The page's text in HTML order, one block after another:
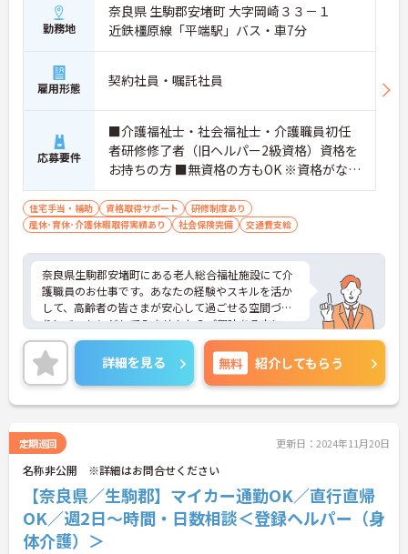
勤務地
奈良県 生駒郡安堵町 大字岡崎３３－１
近鉄橿原線「平端駅」バス・車7分
雇用形態 契約社員・嘱託社員
応募要件
■介護福祉士・社会福祉士・介護職員初任
者研修修了者（旧ヘルパー2級資格）資格を
お持ちの方 ■無資格の方もOK ※資格がない
場合は就職後、介護職員初任者研修を受講
していただきます。法人内で養成講座を実
施しています。（法人の助成制度がありま
住宅手当・補助 資格取得サポート
研修制度あり
産休･育休･介護休暇取得実績あり
社会保険完備 交通費支給
奈良県生駒郡安堵町にある老人総合福祉施設にて介
護職員のお仕事です。あなたの経験やスキルを活か
して、高齢者の皆さまが安心して過ごせる空間づく
りにチャレンジしてみませんか？ご興味ある方に
は、面接対策ポイントなど、さらに詳細をお話しい
たしますのでお気軽にご相談ください。
詳細を見る 無料 紹介してもらう
定期巡回 更新日：2024年11月20日
名称非公開 ※詳細はお問合せください
【奈良県／生駒郡】マイカー通勤OK／直行直帰
OK／週2日～時間・日数相談＜登録ヘルパー（身
体介護）＞